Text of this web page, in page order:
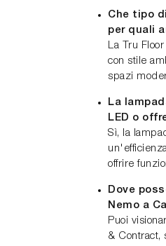
Che tipo
per quali
La Tru
con stile
spazi
La
LED o
Sì, la
offrire
Dove
Nemo a
Puoi
& Contract,